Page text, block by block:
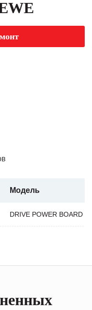
Модель
DRIVE POWER BOARD